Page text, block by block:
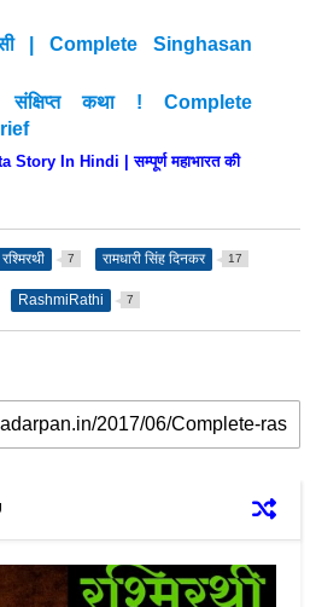
| Complete Singhasan
संक्षिप्त कथा ! Complete
In Hindi | सम्पूर्ण महाभारत की
रश्मिरथी 7 रामधारी सिंह दिनकर 17
RashmiRathi 7